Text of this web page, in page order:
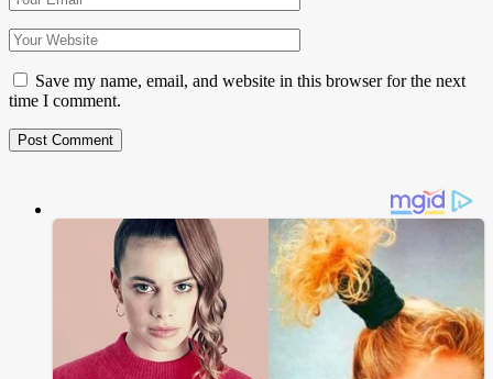
Save my name, email, and website in this browser for the next
time I comment.